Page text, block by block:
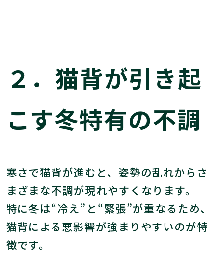
２．猫背が引き起
こす冬特有の不調
寒さで猫背が進むと、姿勢の乱れからさ
まざまな不調が現れやすくなります。
特に冬は“冷え”と“緊張”が重なるため、
猫背による悪影響が強まりやすいのが特
徴です。